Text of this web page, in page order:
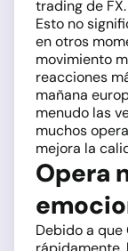
trading de FX.
Esto no
en otros
movimiento
reacciones
mañana
menudo las
muchos
mejora la
Opera
Debido a que